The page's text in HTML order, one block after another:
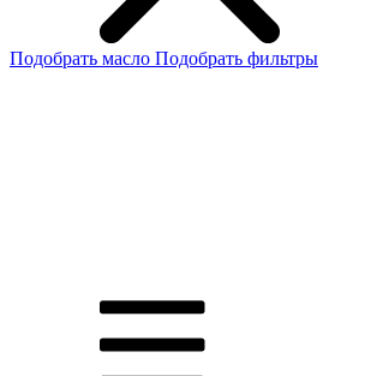
Подобрать масло Подобрать фильтры